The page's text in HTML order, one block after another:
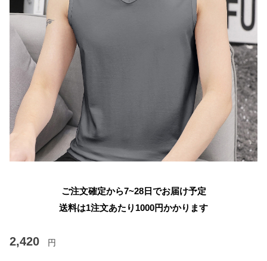
ご注文確定から7~28日でお届け予定
送料は1注文あたり 1000円かかります
2,420 円